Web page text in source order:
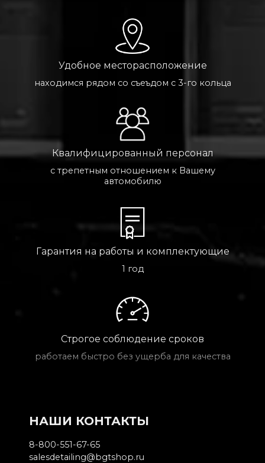
Удобное месторасположение
находимся рядом со съеъдом с 3-го кольца
Квалифицированный персонал
с трепетным отношением к Вашему
автомобилю
Гарантия на работы и комплектующие
1 год
Строгое соблюдение сроков
работаем быстро без ущерба для качества
НАШИ КОНТАКТЫ
8-800-551-67-65
salesdetailing@bgtshop.ru